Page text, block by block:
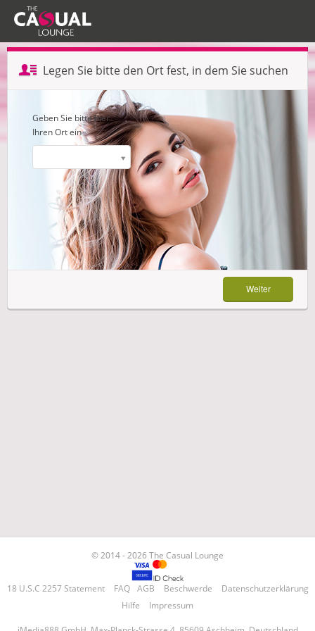
Profil erstellen — Schritt 1 von 3
Legen Sie bitte den Ort fest, in dem Sie suchen
Weiter
Geben Sie bitte hier
Ihren Ort ein
Weiter
© 2014 - 2026 The Casual Lounge
18 U.S.C 2257 Statement FAQ AGB Beschwerde
Datenschutzerklärung
Hilfe
Impressum